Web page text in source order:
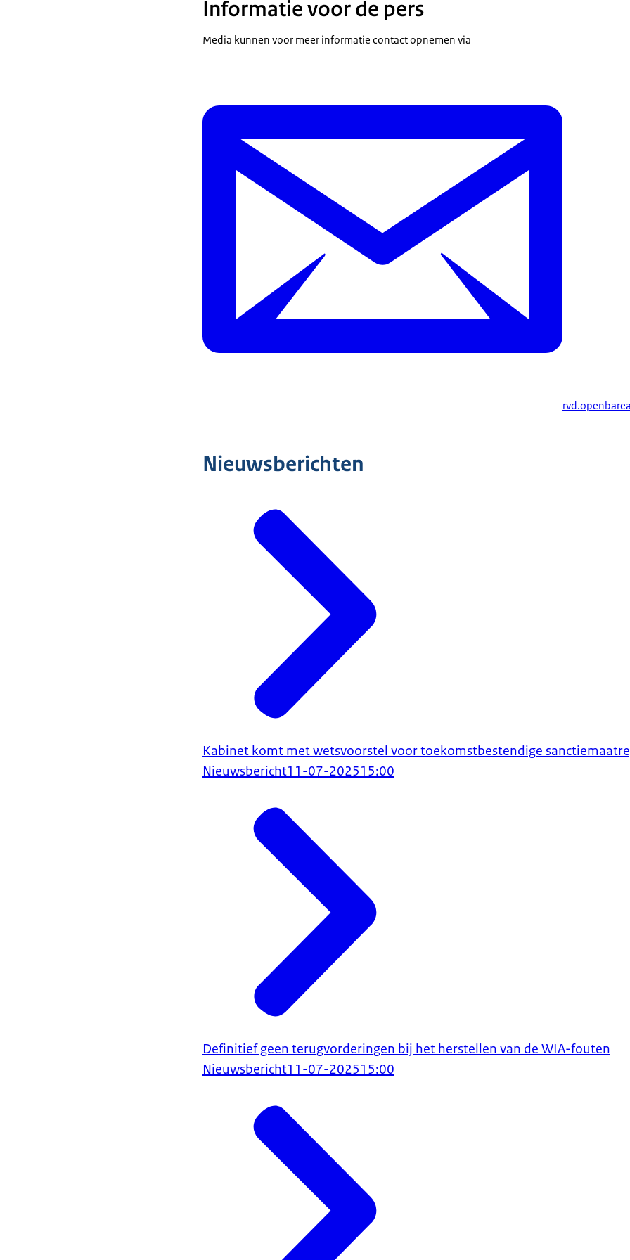
leidraad kunnen we dat doen. We verhogen de uitgaven aan onderzoek en
vanuit private investeerders en bedrijven, e een derde is publiek vanuit overheid,
worden bij een faillissement, specifiek bij een doorstart na een faillissement. Zo
een reden zijn om ontslagbescherming van werknemers te omzeilen. Hiermee
waar ze aan toe zijn als hun werkgever failliet gaat en zullen meer werknemers hun
En daarmee kom ik tot een afronding van deze laatste persconferentie voor het
er nu een paar weken om gas terug te nemen en bij te tanken, voor u en voor mij.
uitspreken u uitgerust en wel weer terug te zien op vrijdag 15 augustus, bij de eerste
persconferentie na het reces. Maar voor nu alvast iedereen een mooie zomer
Informatie voor de pers
Media kunnen voor meer informatie contact opnemen via
Nieuwsberichten
Kabinet komt met wetsvoorstel voor toekomstbestendige
Nieuwsbericht11-07-202515:00
Definitief geen terugvorderingen bij het herstellen van de WIA-fouten
Nieuwsbericht11-07-202515:00